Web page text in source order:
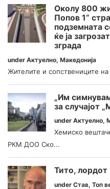
Околу 800
Попов 1“
подземната
ќе ја
зграда
under Актуелно, Македонија
Жителите и сопствениците
„Им
за случајот
under Актуелно,
Хемиско
РКМ ДОО Ско...
Тито, лордот
under Став, Топ